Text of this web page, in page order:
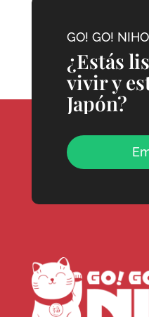
GO! GO!
¿Estás
vivir y
Japón?